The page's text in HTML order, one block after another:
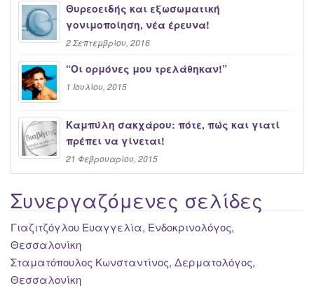
Θυρεοειδής και εξωσωματική
γονιμοποίηση, νέα έρευνα!
2 Σεπτεμβρίου, 2016
“Oι ορμόνες μου τρελάθηκαν!”
1 Ιουλίου, 2015
Καμπύλη σακχάρου: πότε, πώς και γιατί
πρέπει να γίνεται!
21 Φεβρουαρίου, 2015
Συνεργαζόμενες σελίδες
Γιαζιτζόγλου Ευαγγελία, Ενδοκρινολόγος,
Θεσσαλονίκη
Σταματόπουλος Κωνσταντίνος, Δερματολόγος,
Θεσσαλονίκη